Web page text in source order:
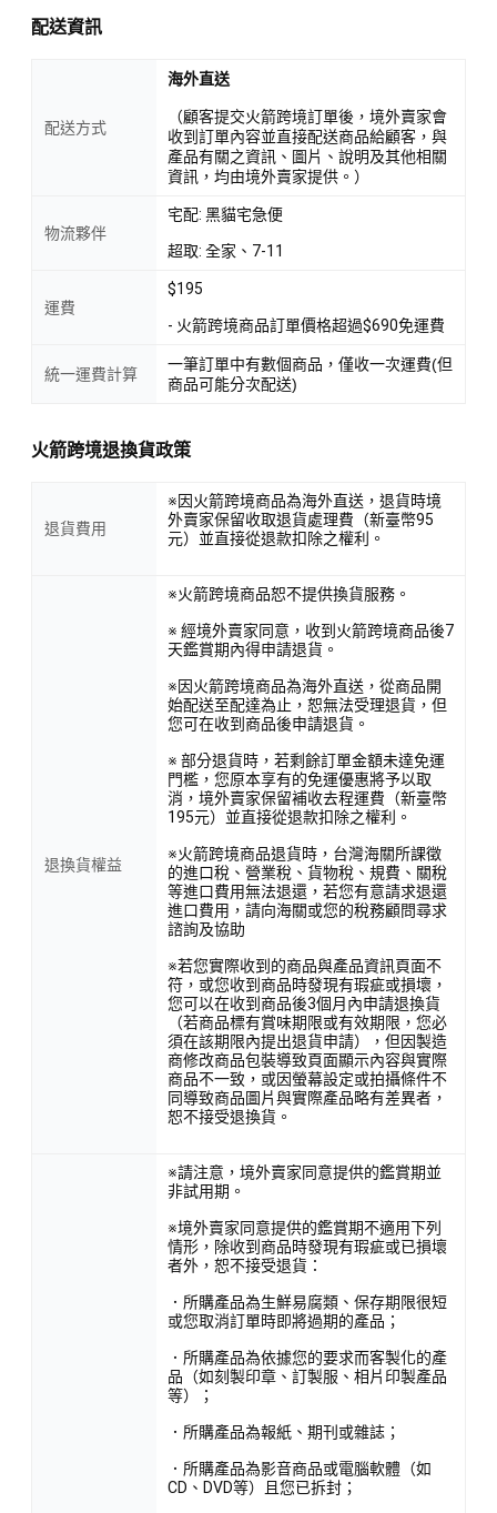
配送資訊
配送方式
海外直送
（顧客提交火箭跨境訂單後，境外賣家會
收到訂單內容並直接配送商品給顧客，與
產品有關之資訊、圖片、說明及其他相關
資訊，均由境外賣家提供。）
物流夥伴
宅配: 黑貓宅急便
超取: 全家、7-11
運費
$195
- 火箭跨境商品訂單價格超過$690免運費
統一運費計算
一筆訂單中有數個商品，僅收一次運費(但
商品可能分次配送)
火箭跨境退換貨政策
退貨費用
※因火箭跨境商品為海外直送，退貨時境
外賣家保留收取退貨處理費（新臺幣95
元）並直接從退款扣除之權利。
退換貨權益
※火箭跨境商品恕不提供換貨服務。
※ 經境外賣家同意，收到火箭跨境商品後7
天鑑賞期內得申請退貨。
※因火箭跨境商品為海外直送，從商品開
始配送至配達為止，恕無法受理退貨，但
您可在收到商品後申請退貨。
※ 部分退貨時，若剩餘訂單金額未達免運
門檻，您原本享有的免運優惠將予以取
消，境外賣家保留補收去程運費（新臺幣
195元）並直接從退款扣除之權利。
※火箭跨境商品退貨時，台灣海關所課徵
的進口稅、營業稅、貨物稅、規費、關稅
等進口費用無法退還，若您有意請求退還
進口費用，請向海關或您的稅務顧問尋求
諮詢及協助
※若您實際收到的商品與產品資訊頁面不
符，或您收到商品時發現有瑕疵或損壞，
您可以在收到商品後3個月內申請退換貨
（若商品標有賞味期限或有效期限，您必
須在該期限內提出退貨申請），但因製造
商修改商品包裝導致頁面顯示內容與實際
商品不一致，或因螢幕設定或拍攝條件不
同導致商品圖片與實際產品略有差異者，
恕不接受退換貨。
※請注意，境外賣家同意提供的鑑賞期並
非試用期。
※境外賣家同意提供的鑑賞期不適用下列
情形，除收到商品時發現有瑕疵或已損壞
者外，恕不接受退貨：
．所購產品為生鮮易腐類、保存期限很短
或您取消訂單時即將過期的產品；
．所購產品為依據您的要求而客製化的產
品（如刻製印章、訂製服、相片印製產品
等）；
．所購產品為報紙、期刊或雜誌；
．所購產品為影音商品或電腦軟體（如
CD、DVD等）且您已拆封；